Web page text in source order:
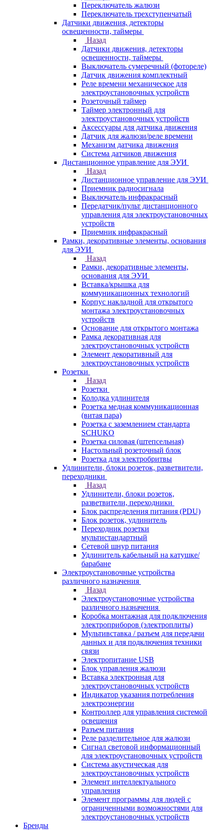
Переключатель жалюзи
Переключатель трехступенчатый
Датчики движения, детекторы
освещенности, таймеры
Назад
Датчики движения, детекторы
освещенности, таймеры
Выключатель сумеречный (фотореле)
Датчик движения комплектный
Реле времени механическое для
электроустановочных устройств
Розеточный таймер
Таймер электронный для
электроустановочных устройств
Аксессуары для датчика движения
Датчик для жалюзи/реле времени
Механизм датчика движения
Система датчиков движения
Дистанционное управление для ЭУИ
Назад
Дистанционное управление для ЭУИ
Приемник радиосигнала
Выключатель инфракрасный
Передатчик/пульт дистанционного
управления для электроустановочных
устройств
Приемник инфракрасный
Рамки, декоративные элементы, основания
для ЭУИ
Назад
Рамки, декоративные элементы,
основания для ЭУИ
Вставка/крышка для
коммуникационных технологий
Корпус накладной для открытого
монтажа электроустановочных
устройств
Основание для открытого монтажа
Рамка декоративная для
электроустановочных устройств
Элемент декоративный для
электроустановочных устройств
Розетки
Назад
Розетки
Колодка удлинителя
Розетка медная коммуникационная
(витая пара)
Розетка с заземлением стандарта
SCHUKO
Розетка силовая (штепсельная)
Настольный розеточный блок
Розетка для электробритвы
Удлинители, блоки розеток, разветвители,
переходники
Назад
Удлинители, блоки розеток,
разветвители, переходники
Блок распределения питания (PDU)
Блок розеток, удлинитель
Переходник розетки
мультистандартный
Сетевой шнур питания
Удлинитель кабельный на катушке/
барабане
Электроустановочные устройства
различного назначения
Назад
Электроустановочные устройства
различного назначения
Коробка монтажная для подключения
электроприборов (электроплиты)
Мультивставка / разъем для передачи
данных и для подключения техники
связи
Электропитание USB
Блок управления жалюзи
Вставка электронная для
электроустановочных устройств
Индикатор указания потребления
электроэнергии
Контроллер для управления системой
освещения
Разъем питания
Реле разделительное для жалюзи
Сигнал световой информационный
для электроустановочных устройств
Система акустическая для
электроустановочных устройств
Элемент интеллектуального
управления
Элемент программы для людей с
ограниченными возможностями для
электроустановочных устройств
Бренды